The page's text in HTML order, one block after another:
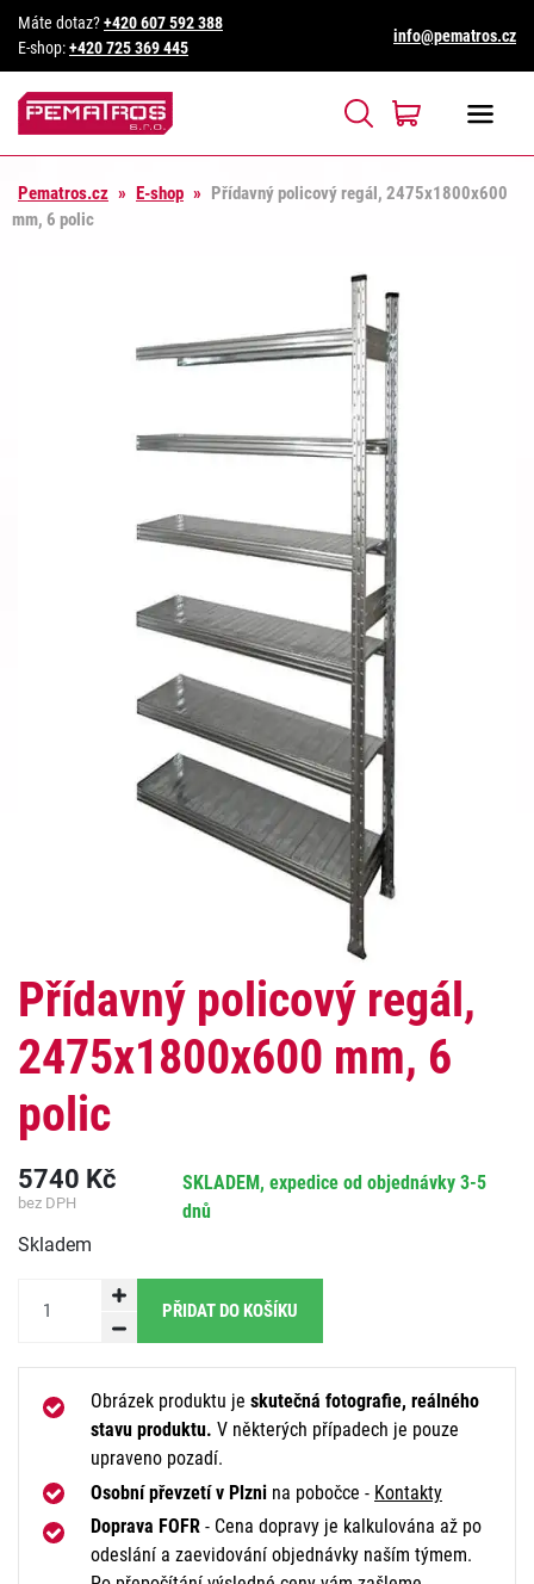
Máte dotaz?+420 607 592 388
E-shop:+420 725 369 445
info@pematros.cz
Pematros.cz » E-shop » Přídavný policový regál, 2475x1800x600
mm, 6 polic
Přídavný policový regál,
2475x1800x600 mm, 6
polic
5740 Kč
bez DPH
SKLADEM, expedice od objednávky 3-5
dnů
Skladem
PŘIDAT DO KOŠÍKU
Obrázek produktu je skutečná fotografie, reálného
stavu produktu. V některých případech je pouze
upraveno pozadí.
Osobní převzetí v Plzni na pobočce - Kontakty
Doprava FOFR - Cena dopravy je kalkulována až po
odeslání a zaevidování objednávky naším týmem.